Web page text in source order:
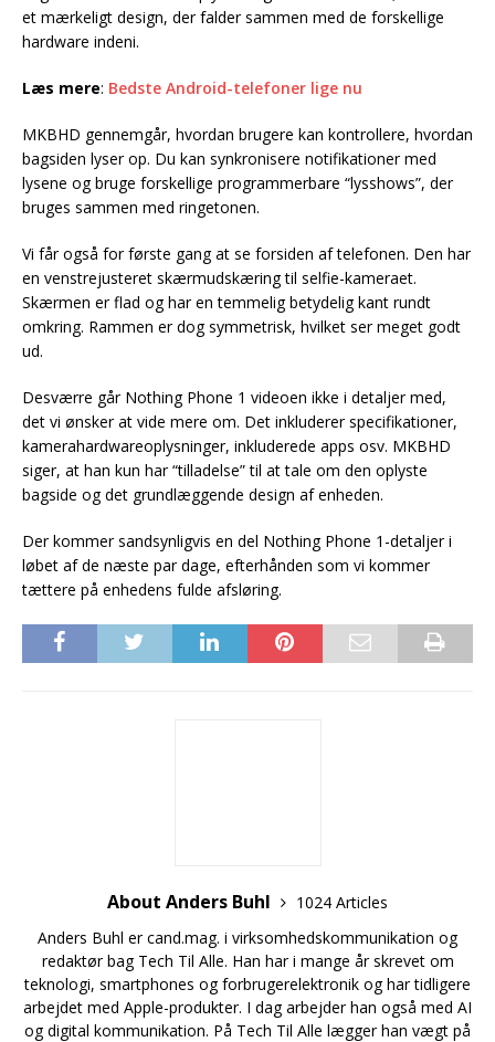
et mærkeligt design, der falder sammen med de forskellige
hardware indeni.
Læs mere: Bedste Android-telefoner lige nu
MKBHD gennemgår, hvordan brugere kan kontrollere, hvordan
bagsiden lyser op. Du kan synkronisere notifikationer med
lysene og bruge forskellige programmerbare “lysshows”, der
bruges sammen med ringetonen.
Vi får også for første gang at se forsiden af telefonen. Den har
en venstrejusteret skærmudskæring til selfie-kameraet.
Skærmen er flad og har en temmelig betydelig kant rundt
omkring. Rammen er dog symmetrisk, hvilket ser meget godt
ud.
Desværre går Nothing Phone 1 videoen ikke i detaljer med,
det vi ønsker at vide mere om. Det inkluderer specifikationer,
kamerahardwareoplysninger, inkluderede apps osv. MKBHD
siger, at han kun har “tilladelse” til at tale om den oplyste
bagside og det grundlæggende design af enheden.
Der kommer sandsynligvis en del Nothing Phone 1-detaljer i
løbet af de næste par dage, efterhånden som vi kommer
tættere på enhedens fulde afsløring.
About Anders Buhl
1024 Articles
Anders Buhl er cand.mag. i virksomhedskommunikation og
redaktør bag Tech Til Alle. Han har i mange år skrevet om
teknologi, smartphones og forbrugerelektronik og har tidligere
arbejdet med Apple-produkter. I dag arbejder han også med AI
og digital kommunikation. På Tech Til Alle lægger han vægt på